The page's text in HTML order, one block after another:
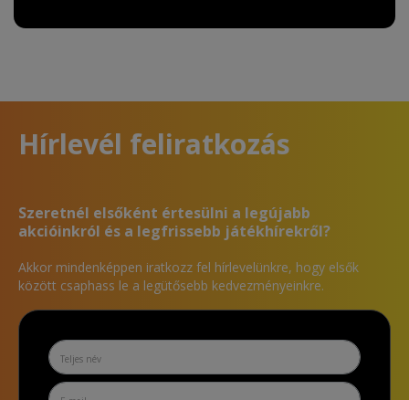
Hírlevél feliratkozás
Szeretnél elsőként értesülni a legújabb
akcióinkról és a legfrissebb játékhírekről?
Akkor mindenképpen iratkozz fel hírlevelünkre, hogy elsők
között csaphass le a legütősebb kedvezményeinkre.